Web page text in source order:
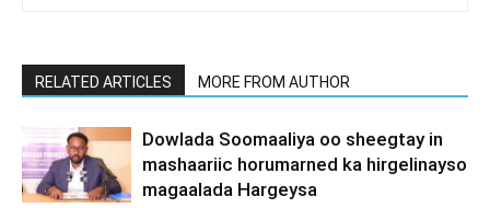
RELATED ARTICLES MORE FROM AUTHOR
Dowlada Soomaaliya oo sheegtay in
mashaariic horumarned ka hirgelinayso
magaalada Hargeysa